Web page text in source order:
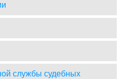
службы судебных